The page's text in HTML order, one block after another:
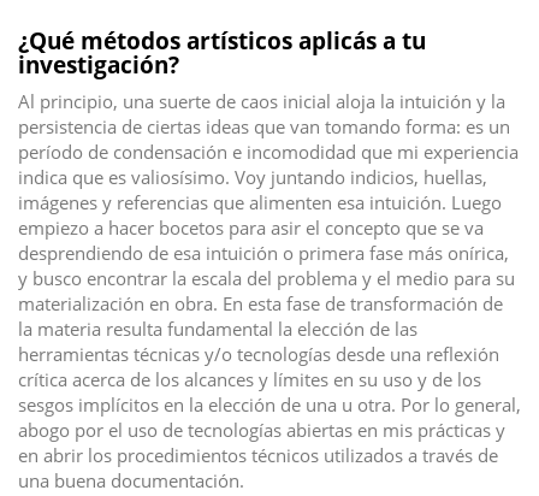
¿Qué métodos artísticos aplicás a tu
investigación?
Al principio, una suerte de caos inicial aloja la intuición y la
persistencia de ciertas ideas que van tomando forma: es un
período de condensación e incomodidad que mi experiencia
indica que es valiosísimo. Voy juntando indicios, huellas,
imágenes y referencias que alimenten esa intuición. Luego
empiezo a hacer bocetos para asir el concepto que se va
desprendiendo de esa intuición o primera fase más onírica,
y busco encontrar la escala del problema y el medio para su
materialización en obra. En esta fase de transformación de
la materia resulta fundamental la elección de las
herramientas técnicas y/o tecnologías desde una reflexión
crítica acerca de los alcances y límites en su uso y de los
sesgos implícitos en la elección de una u otra. Por lo general,
abogo por el uso de tecnologías abiertas en mis prácticas y
en abrir los procedimientos técnicos utilizados a través de
una buena documentación.